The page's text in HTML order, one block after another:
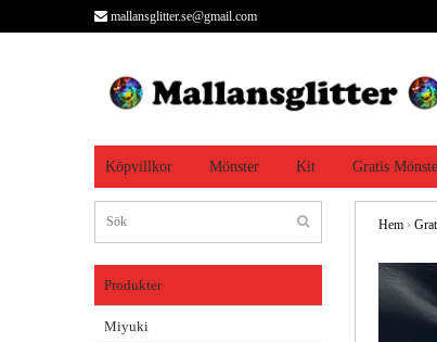
mallansglitter.se@gmail.com
Köpvillkor Mönster Kit Gratis
Produkter
Miyuki
Hem ›